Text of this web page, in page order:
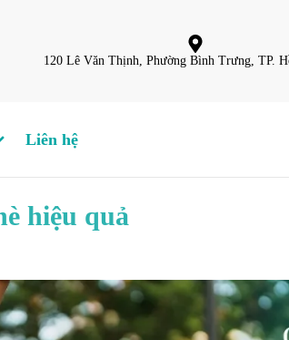
120 Lê Văn Thịnh, Phường Bình Trưng, TP.
Liên hệ
hiệu quả